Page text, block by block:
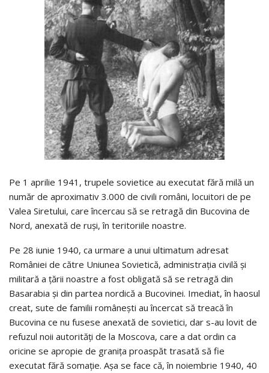
Pe 1 aprilie 1941, trupele sovietice au executat fără milă un
număr de aproximativ 3.000 de civili români, locuitori de pe
Valea Siretului, care încercau să se retragă din Bucovina de
Nord, anexată de ruși, în teritoriile noastre.
Pe 28 iunie 1940, ca urmare a unui ultimatum adresat
României de către Uniunea Sovietică, administrația civilă și
militară a țării noastre a fost obligată să se retragă din
Basarabia și din partea nordică a Bucovinei. Imediat, în haosul
creat, sute de familii românești au încercat să treacă în
Bucovina ce nu fusese anexată de sovietici, dar s-au lovit de
refuzul noii autorități de la Moscova, care a dat ordin ca
oricine se apropie de granița proaspăt trasată să fie
executat fără somație. Așa se face că, în noiembrie 1940, 40